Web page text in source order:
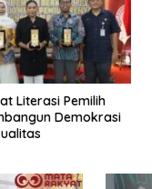
VCS untuk
Korban,
Diringkus